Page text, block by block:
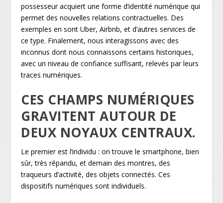
possesseur acquiert une forme d’identité numérique qui
permet des nouvelles relations contractuelles. Des
exemples en sont Uber, Airbnb, et d’autres services de
ce type. Finalement, nous interagissons avec des
inconnus dont nous connaissons certains historiques,
avec un niveau de confiance suffisant, relevés par leurs
traces numériques.
CES CHAMPS NUMÉRIQUES
GRAVITENT AUTOUR DE
DEUX NOYAUX CENTRAUX.
Le premier est l’individu : on trouve le smartphone, bien
sûr, très répandu, et demain des montres, des
traqueurs d’activité, des objets connectés. Ces
dispositifs numériques sont individuels.